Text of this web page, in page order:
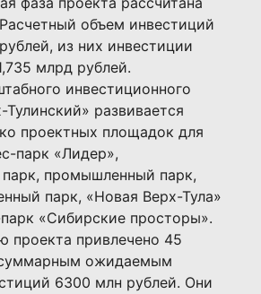
объем инвестиций
из них инвестиции
млрд рублей.
инвестиционного
Тулинский» развивается
проектных площадок для
парк «Лидер»,
промышленный парк,
парк, «Новая Верх-Тула»
«Сибирские просторы».
проекта привлечено 45
суммарным ожидаемым
6300 млн рублей. Они